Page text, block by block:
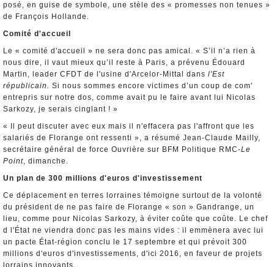
posé, en guise de symbole, une stèle des « promesses non tenues »
de François Hollande.
Comité d'accueil
Le « comité d'accueil » ne sera donc pas amical. « S’il n’a rien à
nous dire, il vaut mieux qu’il reste à Paris, a prévenu Édouard
Martin, leader CFDT de l'usine d'Arcelor-Mittal dans l'Est
républicain. Si nous sommes encore victimes d’un coup de com'
entrepris sur notre dos, comme avait pu le faire avant lui Nicolas
Sarkozy, je serais cinglant ! »
« Il peut discuter avec eux mais il n'effacera pas l'affront que les
salariés de Florange ont ressenti », a résumé Jean-Claude Mailly,
secrétaire général de force Ouvrière sur BFM Politique RMC-Le
Point, dimanche.
Un plan de 300 millions d'euros d'investissement
Ce déplacement en terres lorraines témoigne surtout de la volonté
du président de ne pas faire de Florange « son » Gandrange, un
lieu, comme pour Nicolas Sarkozy, à éviter coûte que coûte. Le chef
d l'État ne viendra donc pas les mains vides : il emmènera avec lui
un pacte État-région conclu le 17 septembre et qui prévoit 300
millions d'euros d'investissements, d'ici 2016, en faveur de projets
lorrains innovants.